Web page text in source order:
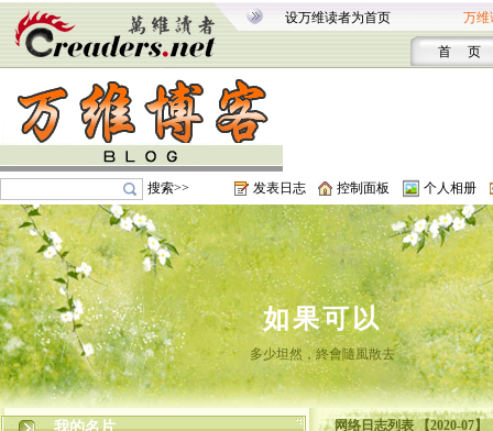
设万维读者为首页 万维
首 页
搜索>> 发表日志 控制面板 个人相册
如果可以
多少坦然，終會隨風散去
我的名片 网络日志列表 【2020-07】